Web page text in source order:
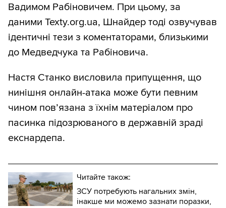
Вадимом Рабіновичем. При цьому, за
даними Texty.org.ua, Шнайдер тоді озвучував
ідентичні тези з коментаторами, близькими
до Медведчука та Рабіновича.
Настя Станко висловила припущення, що
нинішня онлайн-атака може бути певним
чином пов’язана з їхнім матеріалом про
пасинка підозрюваного в державній зраді
екснардепа.
Читайте також:
ЗСУ потребують нагальних змін,
інакше ми можемо зазнати поразки,